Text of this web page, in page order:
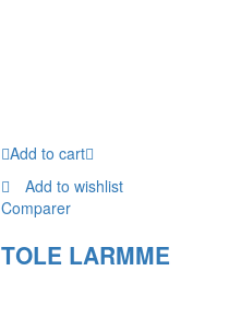
Add to cart
Add to wishlist
Comparer
TOLE LARMME